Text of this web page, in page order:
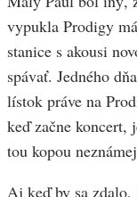
vypukla Prodigy
stanice s akousi
spávať. Jedného
lístok práve na
keď začne koncert,
tou kopou
Aj keď by sa